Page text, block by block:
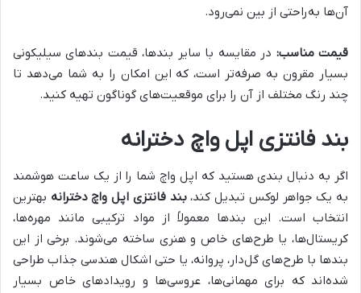
آن‌ها به‌راحتی از بین نمی‌رود.
قیمت مناسب: در مقایسه با سایر بندها، قیمت بندهای سیلیکونی
بسیار مقرون به صرفه‌تر است، که این امکان را به شما می‌دهد تا
چند رنگ مختلف از آن را برای موقعیت‌های گوناگون تهیه کنید.
بند فانتزی اپل واچ دخترانه
اگر به دنبال بندی هستید که اپل واچ شما را از یک ساعت هوشمند
به یک جواهر لوکس تبدیل کند،بند فانتزی اپل واچ دخترانه بهترین
انتخاب است. این بندها معمولاً از مواد ترکیبی مانند مهره‌ها،
کریستال‌ها، یا طرح‌های خاص و هنری ساخته می‌شوند. برخی از این
بندها با طرح‌های گل‌دار، پروانه، یا حتی اشکال هندسی جذاب طراحی
شده‌اند که برای مهمانی‌ها، عروسی‌ها و رویدادهای خاص بسیار